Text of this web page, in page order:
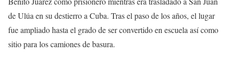
de Ulúa en su destierro a Cuba. Tras el paso de los años, el lugar
fue ampliado hasta el grado de ser convertido en escuela así como
sitio para los camiones de basura.